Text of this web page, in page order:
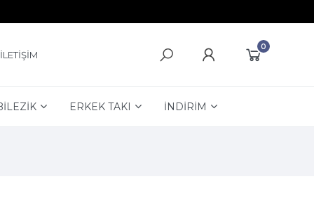
İLETİŞİM
0
ERKEK TAKI İNDİRİM